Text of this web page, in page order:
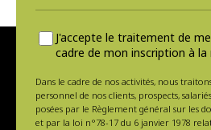
J'accepte le traitement de
cadre de mon inscription à
Dans le cadre de nos activités, nous
personnel de nos clients, prospects,
posées par le Règlement général sur les
et par la loi n°78-17 du 6 janvier 1978